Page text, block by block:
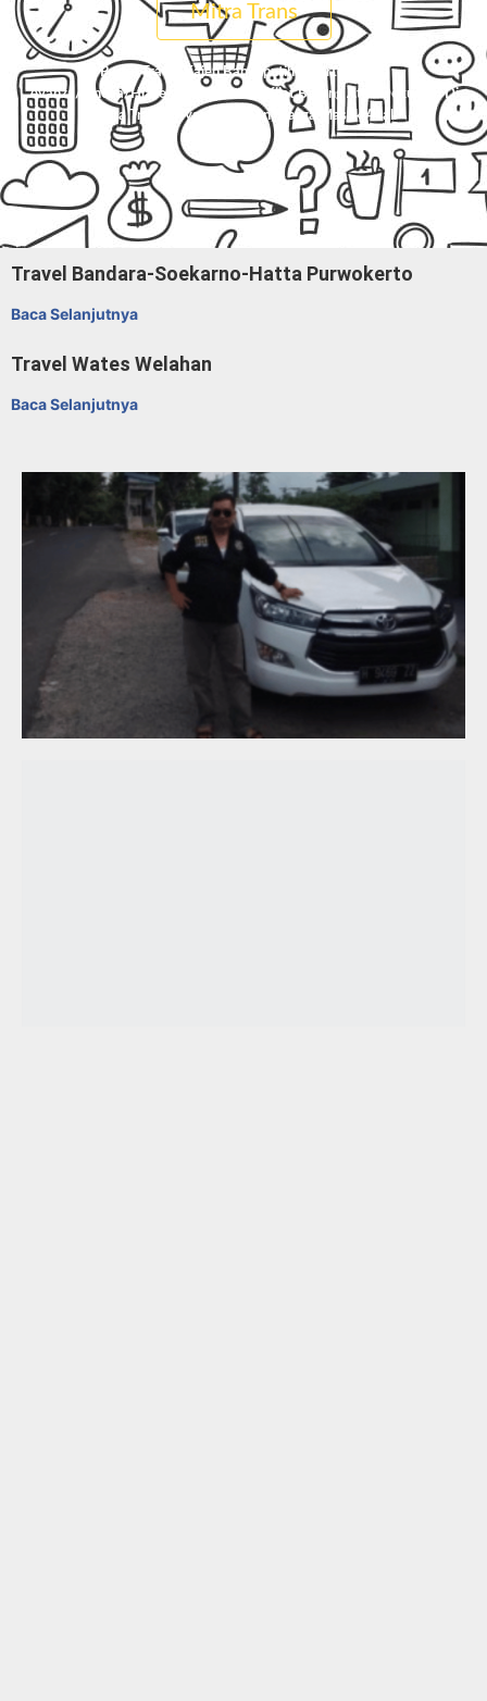
Mitra Trans
Pesan Travel Kajen Banyuputih, Charter Mobil
Avanza/Innova/Hiace/Elf, Dan Paket Kilat Barang Atau Dokumen Di
Mitra Trans
. Nyaman, Aman, Harga Masuk Akal.
Travel Bandara-Soekarno-Hatta Purwokerto
Baca Selanjutnya
Travel Wates Welahan
Baca Selanjutnya